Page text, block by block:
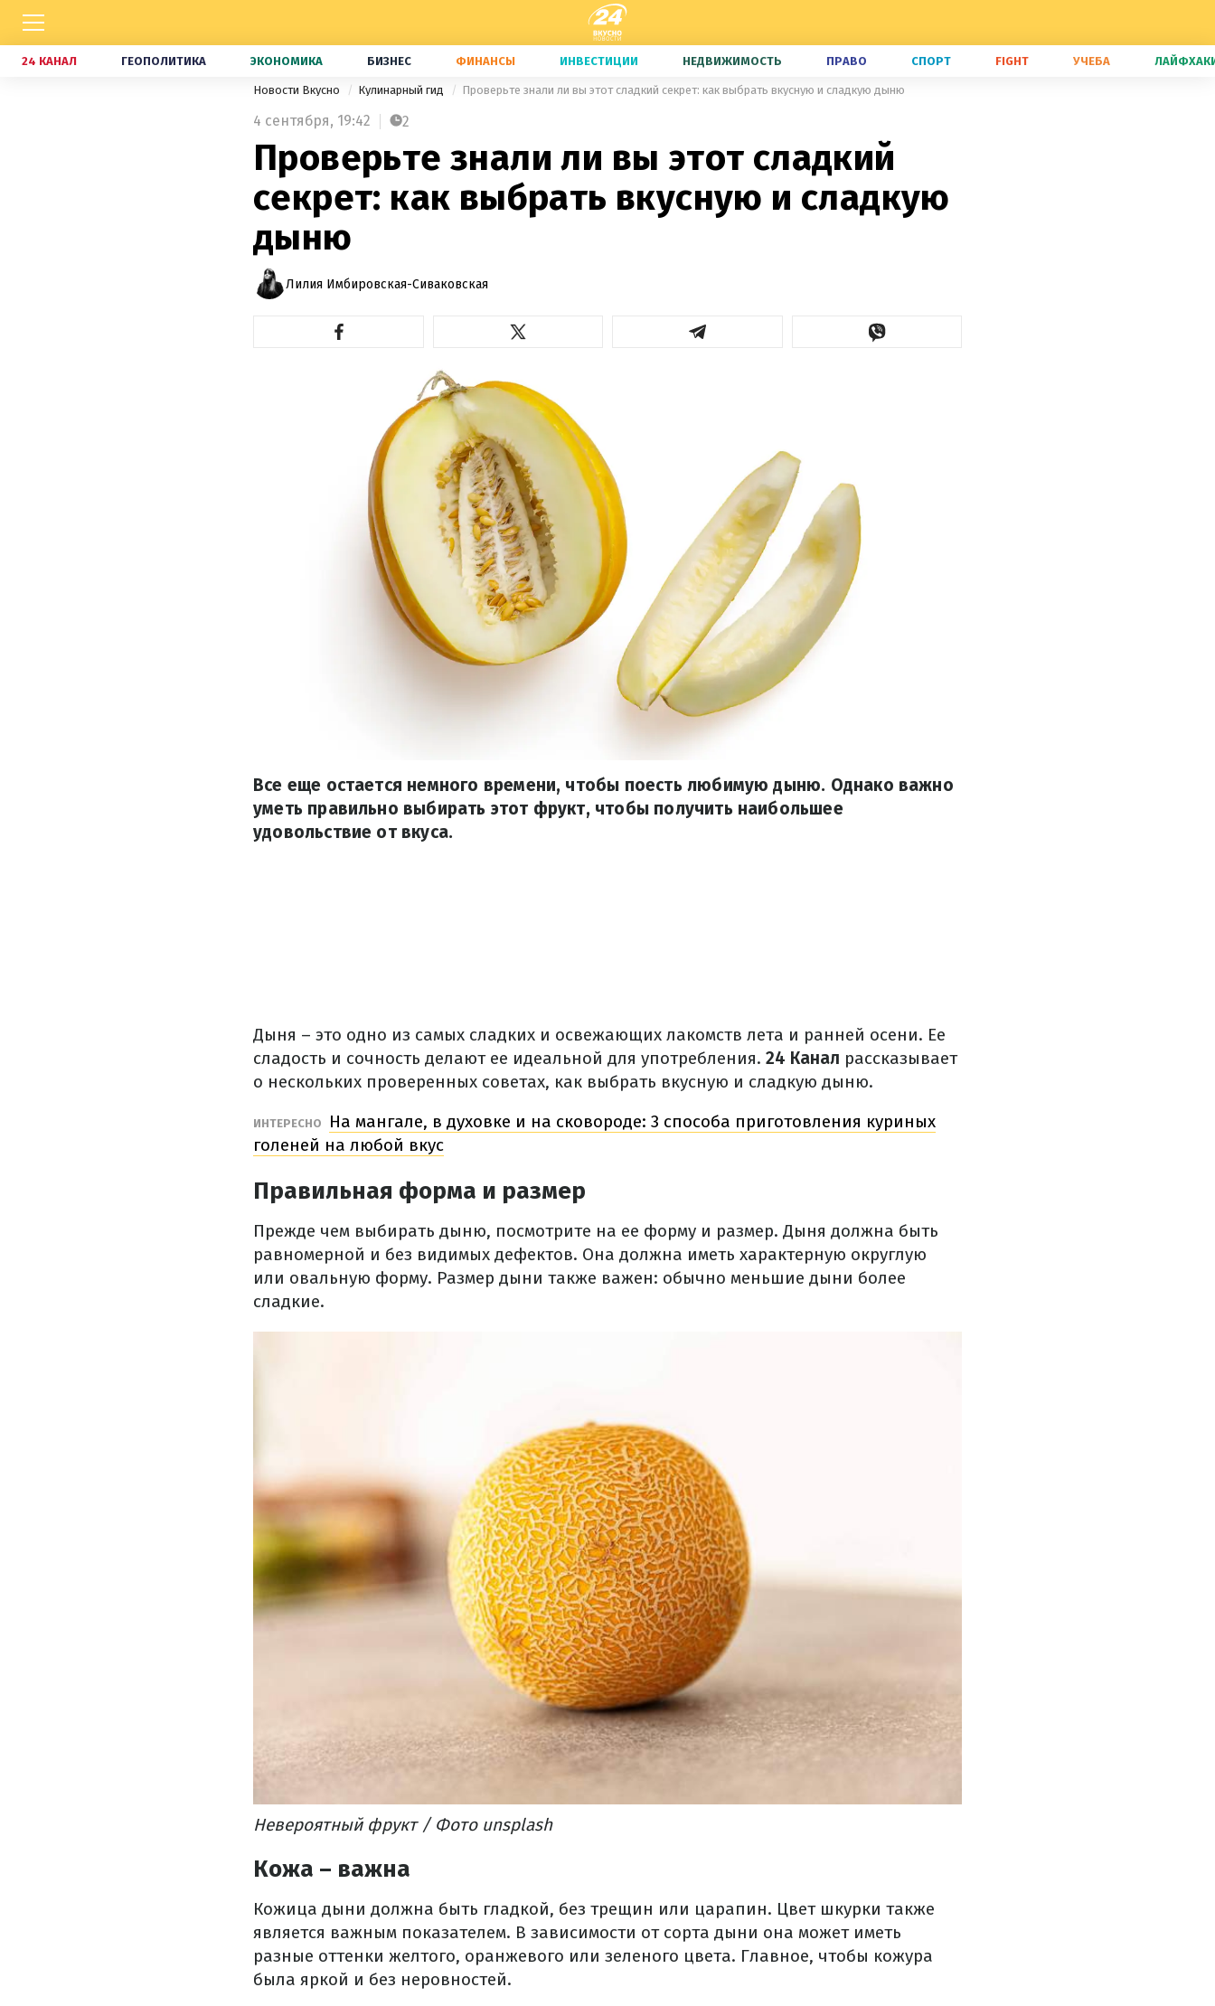
24 КАНАЛ ГЕОПОЛИТИКА ЭКОНОМИКА БИЗНЕС ФИНАНСЫ ИНВЕСТИЦИИ НЕДВИЖИМОСТЬ ПРАВО СПОРТ FIGHT УЧЕБА
Новости Вкусно Кулинарный гид Проверьте знали ли вы этот сладкий секрет: как выбрать вкусную и сладкую дыню
4 сентября, 19:42 2
Проверьте знали ли вы этот сладкий
секрет: как выбрать вкусную и сладкую
дыню
Лилия Имбировская-Сиваковская
Все еще остается немного времени, чтобы поесть любимую дыню. Однако важно
уметь правильно выбирать этот фрукт, чтобы получить наибольшее
удовольствие от вкуса.
Дыня – это одно из самых сладких и освежающих лакомств лета и ранней осени. Ее
сладость и сочность делают ее идеальной для употребления. 24 Канал рассказывает
о нескольких проверенных советах, как выбрать вкусную и сладкую дыню.
ИНТЕРЕСНО
На мангале, в духовке и на сковороде: 3 способа приготовления куриных
голеней на любой вкус
Правильная форма и размер
Прежде чем выбирать дыню, посмотрите на ее форму и размер. Дыня должна быть
равномерной и без видимых дефектов. Она должна иметь характерную округлую
или овальную форму. Размер дыни также важен: обычно меньшие дыни более
сладкие.
Невероятный фрукт/ Фото unsplash
Кожа – важна
Кожица дыни должна быть гладкой, без трещин или царапин. Цвет шкурки также
является важным показателем. В зависимости от сорта дыни она может иметь
разные оттенки желтого, оранжевого или зеленого цвета. Главное, чтобы кожура
была яркой и без неровностей.